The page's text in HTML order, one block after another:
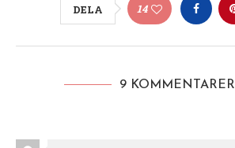
DELA 14
9 KOMMENTARER